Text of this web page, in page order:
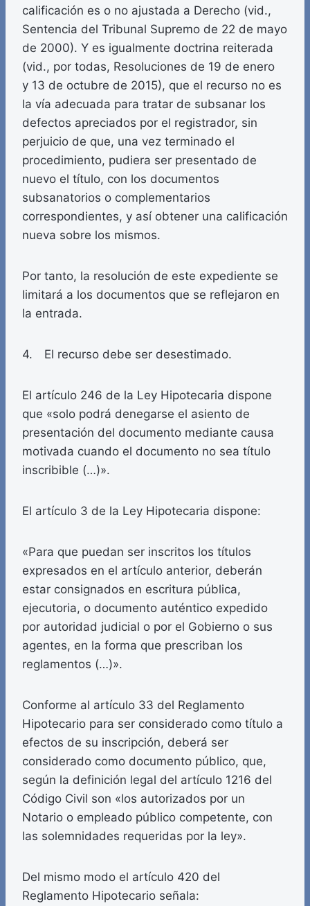
calificación es o no ajustada a Derecho (vid.,
Sentencia del Tribunal Supremo de 22 de mayo
de 2000). Y es igualmente doctrina reiterada
(vid., por todas, Resoluciones de 19 de enero
y 13 de octubre de 2015), que el recurso no es
la vía adecuada para tratar de subsanar los
defectos apreciados por el registrador, sin
perjuicio de que, una vez terminado el
procedimiento, pudiera ser presentado de
nuevo el título, con los documentos
subsanatorios o complementarios
correspondientes, y así obtener una calificación
nueva sobre los mismos.
Por tanto, la resolución de este expediente se
limitará a los documentos que se reflejaron en
la entrada.
4. El recurso debe ser desestimado.
El artículo 246 de la Ley Hipotecaria dispone
que «solo podrá denegarse el asiento de
presentación del documento mediante causa
motivada cuando el documento no sea título
inscribible (…)».
El artículo 3 de la Ley Hipotecaria dispone:
«Para que puedan ser inscritos los títulos
expresados en el artículo anterior, deberán
estar consignados en escritura pública,
ejecutoria, o documento auténtico expedido
por autoridad judicial o por el Gobierno o sus
agentes, en la forma que prescriban los
reglamentos (…)».
Conforme al artículo 33 del Reglamento
Hipotecario para ser considerado como título a
efectos de su inscripción, deberá ser
considerado como documento público, que,
según la definición legal del artículo 1216 del
Código Civil son «los autorizados por un
Notario o empleado público competente, con
las solemnidades requeridas por la ley».
Del mismo modo el artículo 420 del
Reglamento Hipotecario señala: